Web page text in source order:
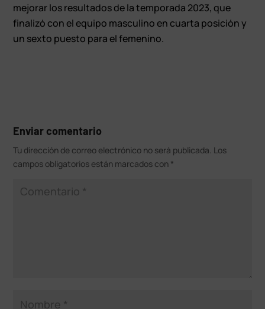
mejorar los resultados de la temporada 2023, que
finalizó con el equipo masculino en cuarta posición y
un sexto puesto para el femenino.
Enviar comentario
Tu dirección de correo electrónico no será publicada. Los
campos obligatorios están marcados con *